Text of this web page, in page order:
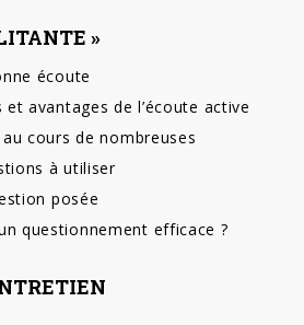
»
écoute
avantages de l’écoute active
au cours de nombreuses
à utiliser
posée
questionnement efficace ?